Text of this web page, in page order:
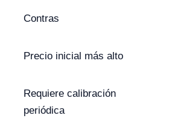
Contras
Precio inicial más alto
Requiere calibración
periódica